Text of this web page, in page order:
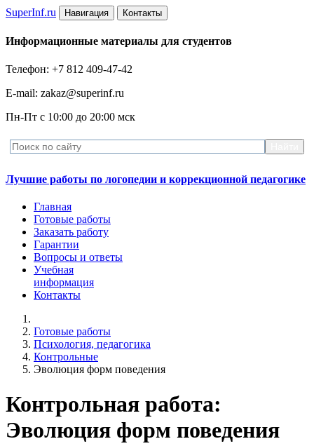
SuperInf.ru Навигация Контакты
Информационные материалы для студентов
Телефон: +7 812 409-47-42
E-mail: zakaz@superinf.ru
Пн-Пт с 10:00 до 20:00 мск
Лучшие работы по логопедии и коррекционной педагогике
Главная
Готовые работы
Заказать работу
Гарантии
Вопросы и ответы
Учебная
информация
Контакты
Готовые работы
Психология, педагогика
Контрольные
Эволюция форм поведения
Контрольная работа:
Эволюция форм поведения